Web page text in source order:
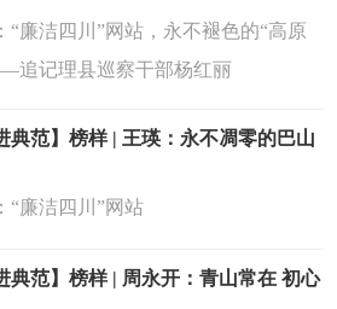
“廉洁四川”网站，永不褪色的“高原
追记理县巡察干部杨红丽
典范】榜样 | 王瑛：永不凋零的巴山
“廉洁四川”网站
典范】榜样 | 周永开：青山常在 初心